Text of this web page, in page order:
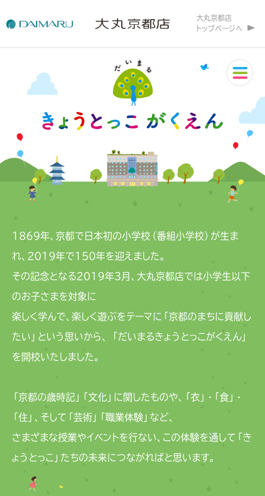
大丸京都店
トップページへ
1869年、京都で日本初の小学校（番組小学校）が生ま
れ、2019年で150年を迎えました。
その記念となる2019年3月、大丸京都店では小学生以下
のお子さまを対象に
楽しく学んで、楽しく遊ぶをテーマに「京都のまちに貢献し
たい」という思いから、 「だいまるきょうとっこがくえん」
を開校いたしました。
「京都の歳時記」「文化」に関したものや、「衣」・「食」・
「住」、そして「芸術」「職業体験」など、
さまざまな授業やイベントを行ない、この体験を通して「き
ょうとっこ」たちの未来につながればと思います。